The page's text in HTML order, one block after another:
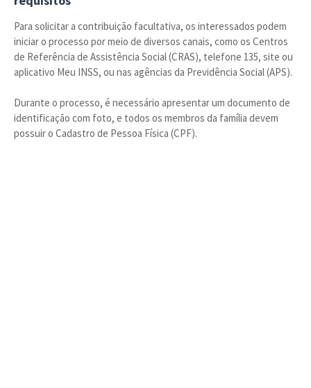
Para solicitar a contribuição facultativa, os interessados podem
iniciar o processo por meio de diversos canais, como os Centros
de Referência de Assistência Social (CRAS), telefone 135, site ou
aplicativo Meu INSS, ou nas agências da Previdência Social (APS).
Durante o processo, é necessário apresentar um documento de
identificação com foto, e todos os membros da família devem
possuir o Cadastro de Pessoa Física (CPF).